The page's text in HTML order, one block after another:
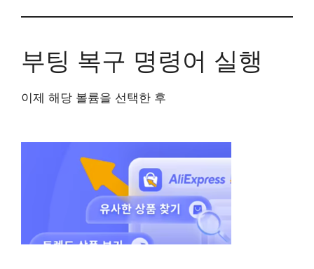
부팅 복구 명령어 실행
이제 해당 볼륨을 선택한 후